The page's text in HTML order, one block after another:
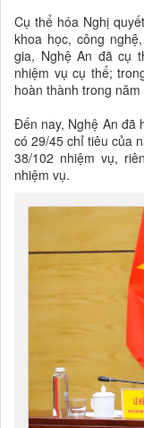
Cụ thể hóa Nghị
khoa học, công
gia, Nghệ An đã cụ
nhiệm vụ cụ thể;
hoàn thành trong năm
Đến nay, Nghệ An đã
có 29/45 chỉ tiêu của
38/102 nhiệm vụ,
nhiệm vụ.